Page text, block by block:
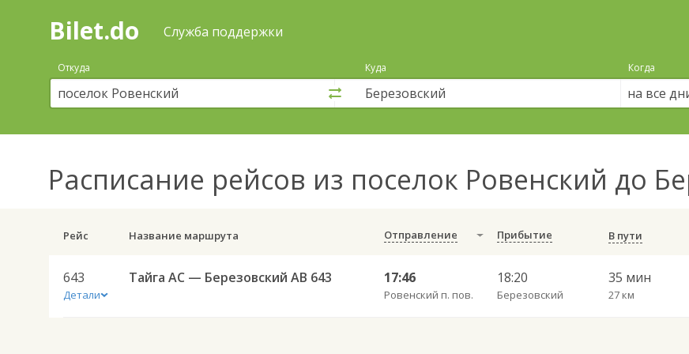
Поиск
покупка
билетов
автобус
онлайн
Bilet.do Служба поддержки
Откуда Куда Когда
на все
Расписание рейсов из поселок Ровенский до
Рейс Название маршрута Отправление Прибытие В пути
643
Детали
Тайга АС — Березовский АВ 643 17:46
Ровенский п. пов.
18:20
Березовский
35 мин
27 км